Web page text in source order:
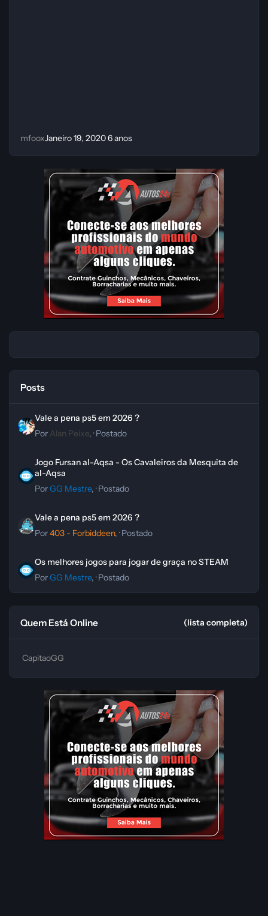
mfooxJaneiro 19, 20206 anos
Posts
Vale a pena ps5 em 2026 ?
Por Alan Peixe, ·Postado
Jogo Fursan al-Aqsa - Os Cavaleiros da Mesquita de
al-Aqsa
PorGG Mestre, ·Postado
Vale a pena ps5 em 2026 ?
Por403 - Forbiddeen, ·Postado
Os melhores jogos para jogar de graça no STEAM
PorGG Mestre, ·Postado
Quem Está Online (lista completa)
CapitaoGG